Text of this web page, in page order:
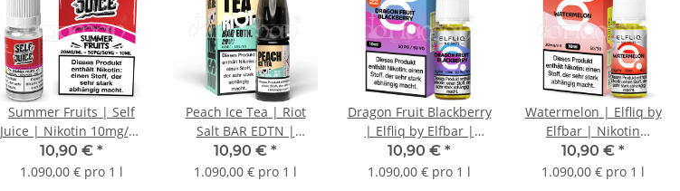
Summer Fruits | Self
Juice | Nikotin 10mg/ml
| Liquid | 10ml
10,90 € *
1.090,00 € pro 1 l
Peach Ice Tea | Riot
Salt BAR EDTN |
Nikotin 10mg/ml |
Liquid | 10ml
10,90 € *
1.090,00 € pro 1 l
Dragon Fruit Blackberry
| Elfliq by Elfbar |
Nikotin 10mg/ml |
Liquid | 10ml
10,90 € *
1.090,00 € pro 1 l
Watermelon | Elfliq by
Elfbar | Nikotin
10mg/ml | Liquid |
10ml
10,90 € *
1.090,00 € pro 1 l